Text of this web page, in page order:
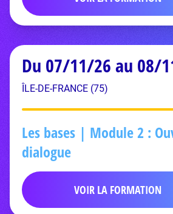
Du 07/11/26 au 08/
ÎLE-DE-FRANCE (75)
Les bases | Module 2 :
dialogue
VOIR LA FORMATION